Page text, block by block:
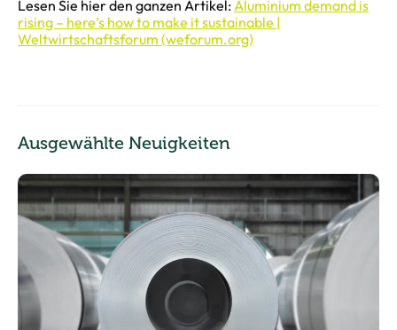
Lesen Sie hier den ganzen Artikel:Aluminium demand is
rising – here’s how to make it sustainable |
Weltwirtschaftsforum (weforum.org)
Ausgewählte Neuigkeiten